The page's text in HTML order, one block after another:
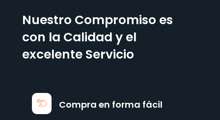
Nuestro Compromiso es
con la Calidad y el
excelente Servicio
Compra en forma fácil